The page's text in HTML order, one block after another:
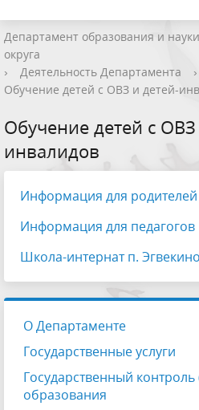
Департамент образования и
округа
›
Деятельность Департамента
›
Обучение детей с ОВЗ и детей-
Обучение детей с
инвалидов
Информация для родителей
Информация для педагогов
Школа-интернат п.
О Департаменте
Государственные услуги
Государственный
образования